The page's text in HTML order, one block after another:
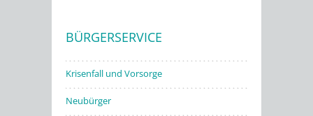
BÜRGERSERVICE
Krisenfall und Vorsorge
Neubürger